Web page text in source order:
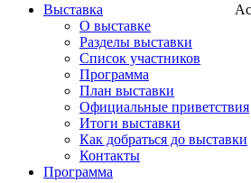
Выставка
О выставке
Разделы выставки
Список участников
Программа
План выставки
Официальные приветствия
Итоги выставки
Как добраться до выставки
Контакты
Программа